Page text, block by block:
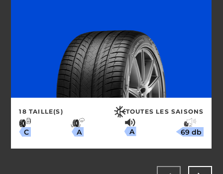
18 TAILLE(S) TOUTES LES SAISONS
C A A 69 db